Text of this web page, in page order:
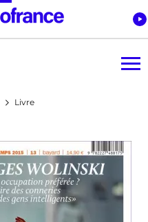
Livre